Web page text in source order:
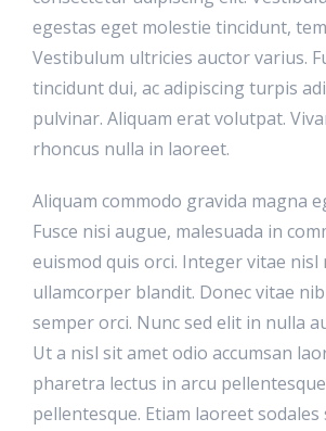
egestas eget molestie tincidunt,
Vestibulum ultricies auctor varius.
tincidunt dui, ac adipiscing turpis
pulvinar. Aliquam erat volutpat.
rhoncus nulla in laoreet.
Aliquam commodo gravida magna
Fusce nisi augue, malesuada in
euismod quis orci. Integer vitae nisl
ullamcorper blandit. Donec vitae
semper orci. Nunc sed elit in nulla
Ut a nisl sit amet odio accumsan
pharetra lectus in arcu
pellentesque. Etiam laoreet sodales